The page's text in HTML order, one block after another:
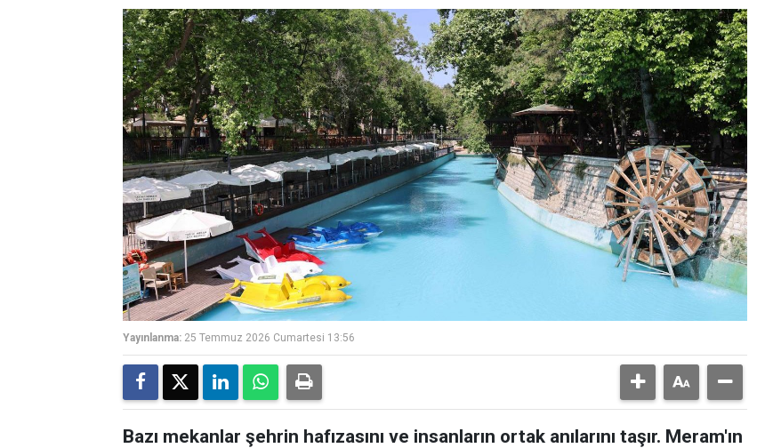
Yayınlanma: 25 Temmuz 2026 Cumartesi 13:56
Bazı mekanlar şehrin hafızasını ve insanların ortak anılarını taşır. Meram'ın